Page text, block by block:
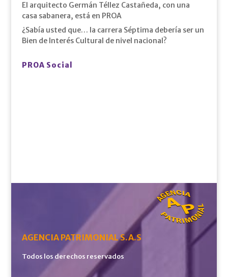
El arquitecto Germán Téllez Castañeda, con una
casa sabanera, está en PROA
¿Sabía usted que… la carrera Séptima debería ser un
Bien de Interés Cultural de nivel nacional?
PROA Social
AGENCIA PATRIMONIAL S.A.S
Todos los derechos reservados